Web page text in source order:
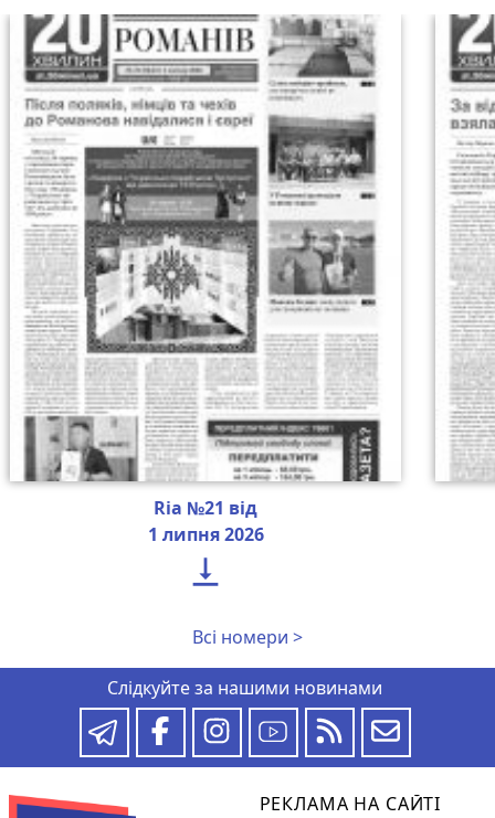
Ria №21 від
1 липня 2026

Всі номери >
Слідкуйте за нашими новинами
РЕКЛАМА НА САЙТІ